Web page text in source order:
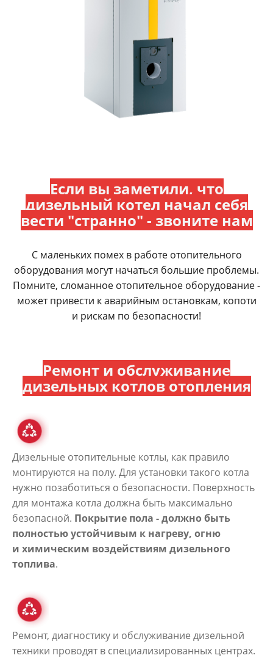
Если вы заметили, что
дизельный котел начал себя
вести "странно" - звоните нам
С маленьких помех в работе отопительного
оборудования могут начаться большие проблемы.
Помните, сломанное отопительное оборудование -
может привести к аварийным остановкам, копоти
и рискам по безопасности!
Ремонт и обслуживание
дизельных котлов отопления
Дизельные отопительные котлы, как правило
монтируются на полу. Для установки такого котла
нужно позаботиться о безопасности. Поверхность
для монтажа котла должна быть максимально
безопасной. Покрытие пола - должно быть
полностью устойчивым к нагреву, огню
и химическим воздействиям дизельного
топлива.
Ремонт, диагностику и обслуживание дизельной
техники проводят в специализированных центрах.